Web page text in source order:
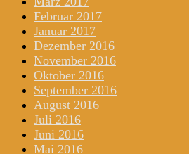
Februar 2017
Januar 2017
Dezember 2016
November 2016
Oktober 2016
September 2016
August 2016
Juli 2016
Juni 2016
Mai 2016